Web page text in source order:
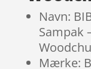
Navn:
Sampak
Mærke: